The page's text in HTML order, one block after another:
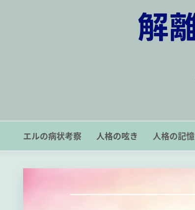
解離性同一性障害の一症例
エルの病状考察 人格の呟き 人格の記憶